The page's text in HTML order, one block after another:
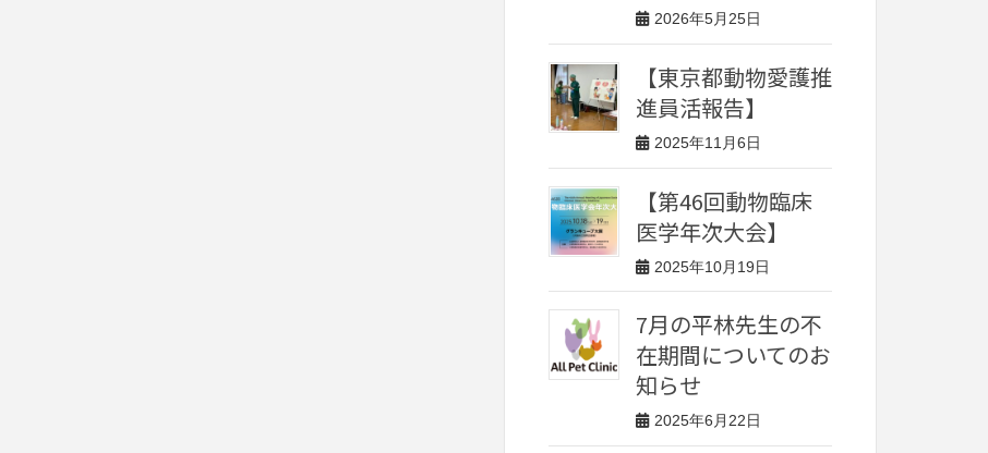
2026年5月25日
【東京都動物愛護推
進員活報告】
2025年11月6日
【第46回動物臨床
医学年次大会】
2025年10月19日
7月の平林先生の不
在期間についてのお
知らせ
2025年6月22日